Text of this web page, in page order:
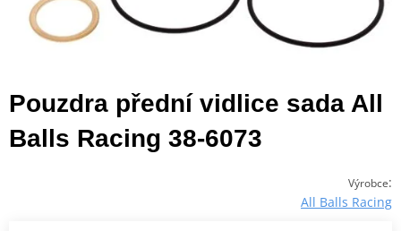
Pouzdra přední vidlice sada All
Balls Racing 38-6073
Výrobce:
All Balls Racing